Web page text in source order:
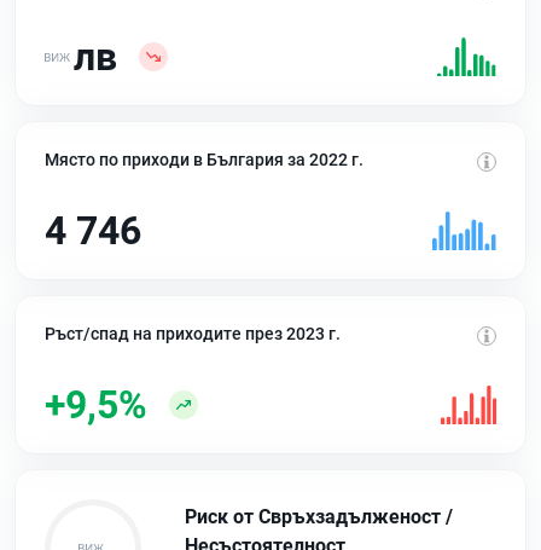
лв
Място по приходи в България за 2022 г.
4 746
Ръст/спад на приходите през 2023 г.
+9,5%
Риск от Свръхзадълженост /